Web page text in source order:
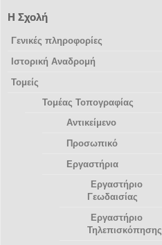
Η Σχολή
Γενικές πληροφορίες
Ιστορική Αναδρομή
Τομείς
Τομέας Τοπογραφίας
Αντικείμενο
Προσωπικό
Εργαστήρια
Εργαστήριο
Γεωδαισίας
Εργαστήριο
Τηλεπισκόπησης